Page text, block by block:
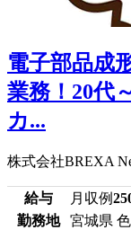
電子部品成
業務！20代
カ...
株式会社BREXA
給与 月収例
勤務地
宮城県